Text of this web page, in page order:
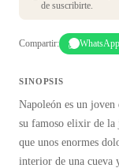
de suscribirte.
Compartir: WhatsApp
SINOPSIS
Napoleón es un joven
su famoso elixir de
que unos enormes
interior de una cueva